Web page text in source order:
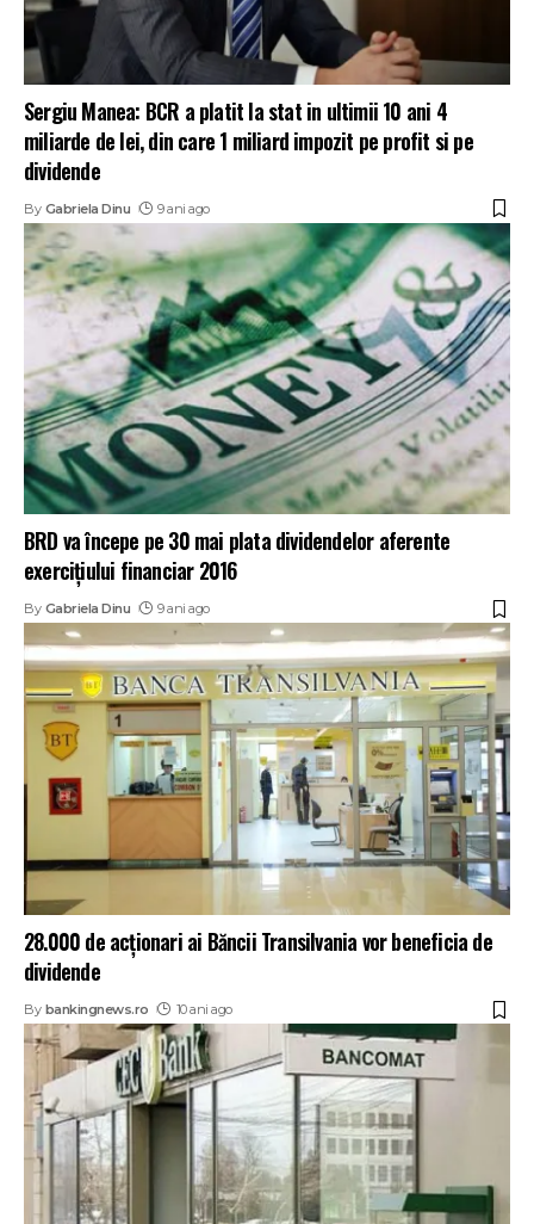
Sergiu Manea: BCR a platit la stat in ultimii 10 ani 4
miliarde de lei, din care 1 miliard impozit pe profit si pe
dividende
By Gabriela Dinu 9 ani ago
BRD va începe pe 30 mai plata dividendelor aferente
exerciţiului financiar 2016
By Gabriela Dinu 9 ani ago
28.000 de acționari ai Băncii Transilvania vor beneficia de
dividende
By bankingnews.ro 10 ani ago